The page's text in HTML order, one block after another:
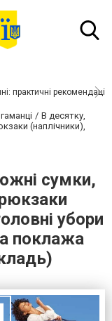
практичні рекомендації
В десятку,
(наплічники),
сумки,
убори
поклажа